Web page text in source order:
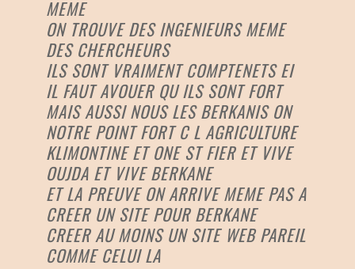
MEME
ON TROUVE DES INGENIEURS MEME
DES CHERCHEURS
ILS SONT VRAIMENT COMPTENETS EI
IL FAUT AVOUER QU ILS SONT FORT
MAIS AUSSI NOUS LES BERKANIS ON
NOTRE POINT FORT C L AGRICULTURE
KLIMONTINE ET ONE ST FIER ET VIVE
OUJDA ET VIVE BERKANE
ET LA PREUVE ON ARRIVE MEME PAS A
CREER UN SITE POUR BERKANE
CREER AU MOINS UN SITE WEB PAREIL
COMME CELUI LA